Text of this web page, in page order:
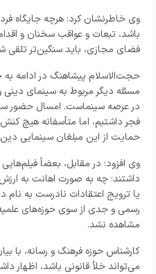
وی خاطرنشان کرد: هرچه جایگاه فرد
باشد، تبعات و عواقب سخنان و
فضای مجازی، باید سنگین‌تر تلقی
حجت‌الاسلام پیشاهنگ در ادامه به
مسئله دیگر مربوط به سینمای دینی
در عرصه سینماست. امسال حضور سه
فجر داشتیم، اما متأسفانه هیچ
حمایت از این مبلغان سینمایی
وی افزود: در مقابل، بعضاً
داشتند؛ چه به صورت اهانت به
یا ترویج اعتقادات نادرست به نام
رسمی و جدی از سوی حوزه‌های
مشاهده نشد.
کارشناس حوزه فرهنگ و رسانه، با
می‌تواند خلأ قانونی باشد، اظهار